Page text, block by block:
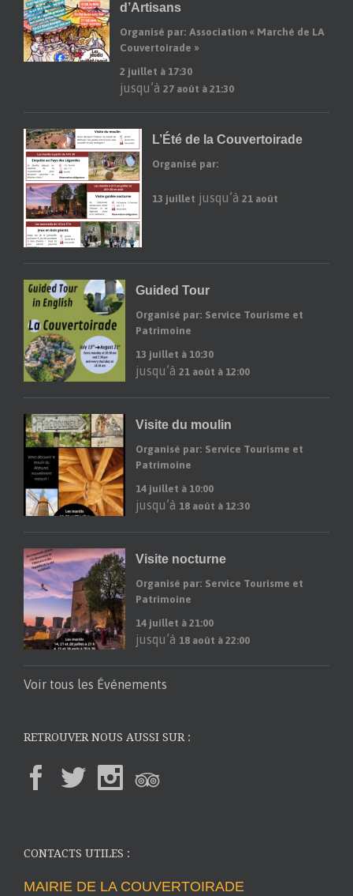
d’Artisans
Organisé par: Association « Marché de LA
Couvertoirade »
2 juillet à 17:30
jusqu’à27 août à 21:30
L’Été de la Couvertoirade
Organisé par:
13 juillet jusqu’à 21 août
Guided Tour
Organisé par: Service Tourisme et
Patrimoine
13 juillet à 10:30
jusqu’à 21 août à 12:00
Visite du moulin
Organisé par: Service Tourisme et
Patrimoine
14 juillet à 10:00
jusqu’à 18 août à 12:30
Visite nocturne
Organisé par: Service Tourisme et
Patrimoine
14 juillet à 21:00
jusqu’à 18 août à 22:00
Voir tous les Événements
RETROUVER NOUS AUSSI SUR :
CONTACTS UTILES :
MAIRIE DE LA COUVERTOIRADE